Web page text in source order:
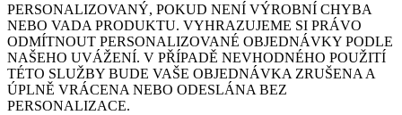
PERSONALIZOVANÝ, POKUD NENÍ VÝROBNÍ CHYBA
NEBO VADA PRODUKTU. VYHRAZUJEME SI PRÁVO
ODMÍTNOUT PERSONALIZOVANÉ OBJEDNÁVKY PODLE
NAŠEHO UVÁŽENÍ. V PŘÍPADĚ NEVHODNÉHO POUŽITÍ
TÉTO SLUŽBY BUDE VAŠE OBJEDNÁVKA ZRUŠENA A
ÚPLNĚ VRÁCENA NEBO ODESLÁNA BEZ
PERSONALIZACE.